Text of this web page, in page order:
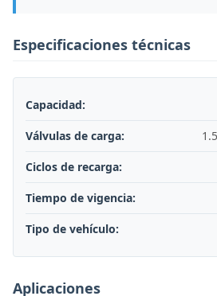
Especificaciones técnicas
Capacidad:
Válvulas de carga:
Ciclos de recarga:
Tiempo de vigencia:
Tipo de vehículo:
Aplicaciones